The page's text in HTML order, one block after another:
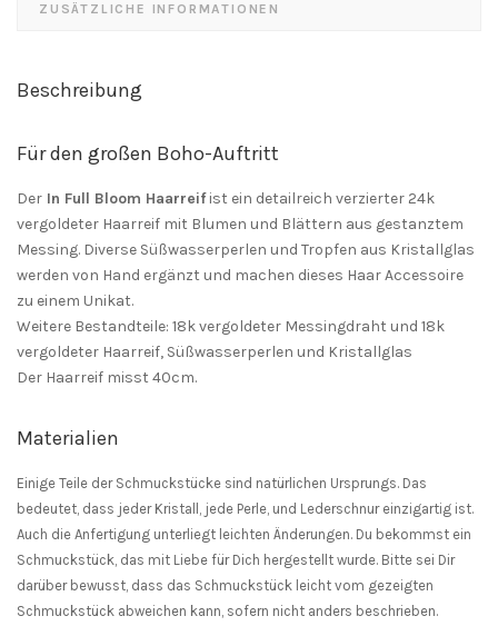
ZUSÄTZLICHE INFORMATIONEN
Beschreibung
Für den großen Boho-Auftritt
Der In Full Bloom Haarreifist ein detailreich verzierter 24k
vergoldeter Haarreif mit Blumen und Blättern aus gestanztem
Messing. Diverse Süßwasserperlen und Tropfen aus Kristallglas
werden von Hand ergänzt und machen dieses Haar Accessoire
zu einem Unikat.
Weitere Bestandteile: 18k vergoldeter Messingdraht und 18k
vergoldeter Haarreif, Süßwasserperlen und Kristallglas
Der Haarreif misst 40cm.
Materialien
Einige Teile der Schmuckstücke sind natürlichen Ursprungs. Das
bedeutet, dass jeder Kristall, jede Perle, und Lederschnur einzigartig ist.
Auch die Anfertigung unterliegt leichten Änderungen. Du bekommst ein
Schmuckstück, das mit Liebe für Dich hergestellt wurde. Bitte sei Dir
darüber bewusst, dass das Schmuckstück leicht vom gezeigten
Schmuckstück abweichen kann, sofern nicht anders beschrieben.